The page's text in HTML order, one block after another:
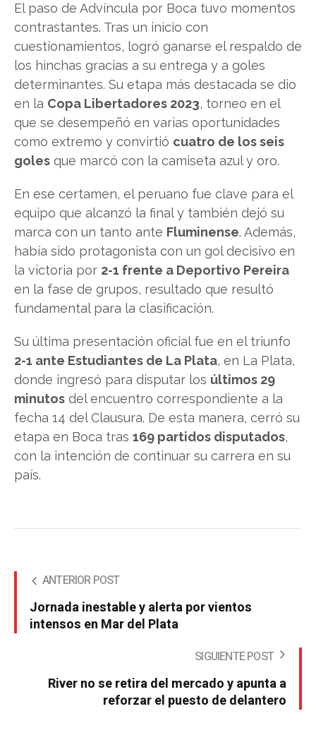
El paso de Advíncula por Boca tuvo momentos
contrastantes. Tras un inicio con
cuestionamientos, logró ganarse el respaldo de
los hinchas gracias a su entrega y a goles
determinantes. Su etapa más destacada se dio
en la Copa Libertadores 2023, torneo en el
que se desempeñó en varias oportunidades
como extremo y convirtió cuatro de los seis
goles que marcó con la camiseta azul y oro.
En ese certamen, el peruano fue clave para el
equipo que alcanzó la final y también dejó su
marca con un tanto ante Fluminense. Además,
había sido protagonista con un gol decisivo en
la victoria por 2-1 frente a Deportivo Pereira
en la fase de grupos, resultado que resultó
fundamental para la clasificación.
Su última presentación oficial fue en el triunfo
2-1 ante Estudiantes de La Plata, en La Plata,
donde ingresó para disputar los últimos 29
minutos del encuentro correspondiente a la
fecha 14 del Clausura. De esta manera, cerró su
etapa en Boca tras 169 partidos disputados,
con la intención de continuar su carrera en su
país.
ANTERIOR POST
Jornada inestable y alerta por vientos
intensos en Mar del Plata
SIGUIENTE POST
River no se retira del mercado y apunta a
reforzar el puesto de delantero